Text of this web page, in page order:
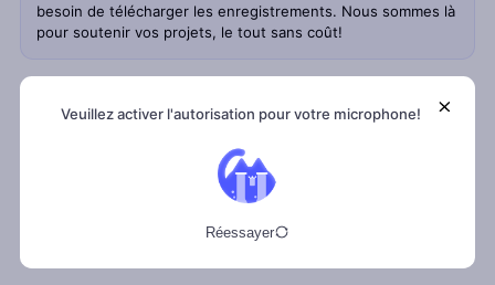
Veuillez activer l'autorisation pour votre microphone!
Réessayer
besoin de télécharger les enregistrements. Nous sommes là
pour soutenir vos projets, le tout sans coût!
Enregistrez de l'audio sur les navigateurs
Vous pouvez facilement enregistrer de l'audio en ligne
quand vous le souhaitez, simplement en ayant une
connexion internet. Avec notre outil d'enregistrement vocal
en ligne gratuit, utilisez simplement votre navigateur pour
commencer à enregistrer instantanément!